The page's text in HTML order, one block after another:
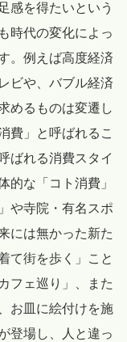
感を得たいという
時代の変化によっ
。例えば高度経済
ビや、バブル経済
めるものは変遷し
費」と呼ばれるこ
ばれる消費スタイ
的な「コト消費」
や寺院・有名スポ
には無かった新た
て街を歩く」こと
フェ巡り」、また
お皿に絵付けを施
登場し、人と違っ